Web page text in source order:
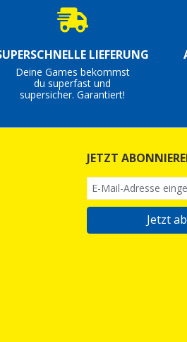
LIEFERUNG
Deine Games bekommst
du superfast und
supersicher. Garantiert!
JETZT
Jetzt